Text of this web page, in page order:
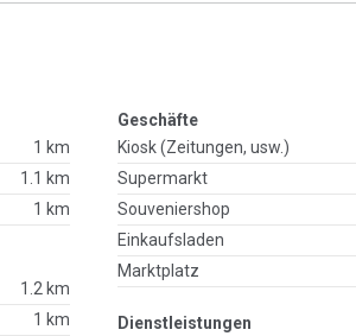
1 km
1.1 km
1 km
1.2 km
1 km
Geschäfte
Kiosk (Zeitungen, usw.)
Supermarkt
Souveniershop
Einkaufsladen
Marktplatz
Dienstleistungen